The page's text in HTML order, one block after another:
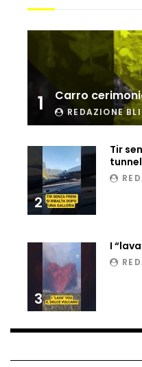
Ucraina,
i droni russi
Tir
treno lo
Parco
tragedia a
Russia
1 Carro
REDAZIONE
2
Tir
tunnel
3
I